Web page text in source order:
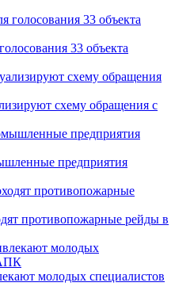
33 объекта
схему обращения с
предприятия
противопожарные рейды в
молодых специалистов